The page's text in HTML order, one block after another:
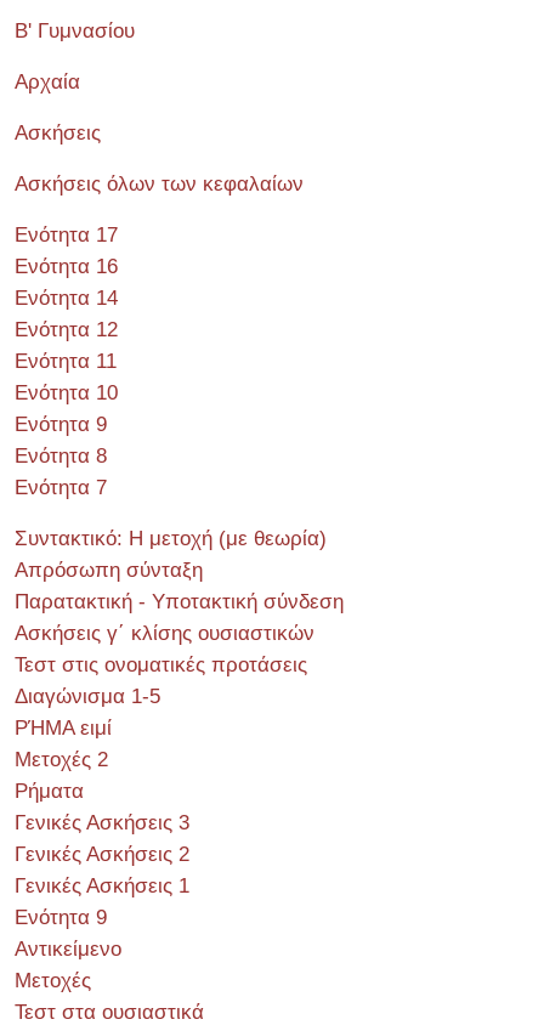
Β' Γυμνασίου
Αρχαία
Ασκήσεις
Ασκήσεις όλων των κεφαλαίων
Ενότητα 17
Ενότητα 16
Ενότητα 14
Ενότητα 12
Ενότητα 11
Ενότητα 10
Ενότητα 9
Ενότητα 8
Ενότητα 7
Συντακτικό: Η μετοχή (με θεωρία)
Απρόσωπη σύνταξη
Παρατακτική - Υποτακτική σύνδεση
Ασκήσεις γ΄ κλίσης ουσιαστικών
Τεστ στις ονοματικές προτάσεις
Διαγώνισμα 1-5
ΡΉΜΑ ειμί
Μετοχές 2
Ρήματα
Γενικές Ασκήσεις 3
Γενικές Ασκήσεις 2
Γενικές Ασκήσεις 1
Ενότητα 9
Αντικείμενο
Μετοχές
Τεστ στα ουσιαστικά